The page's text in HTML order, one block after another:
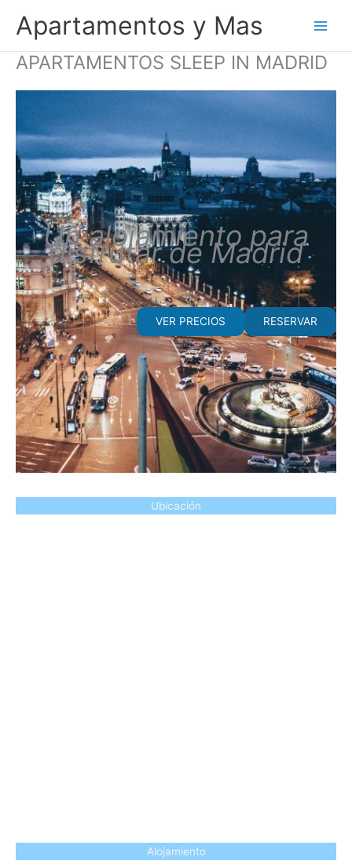
contenido
Apartamentos y Mas
APARTAMENTOS SLEEP IN MADRID
Un alojamiento para
disfrutar de Madrid
VER PRECIOS RESERVAR
Ubicación
Alojamiento